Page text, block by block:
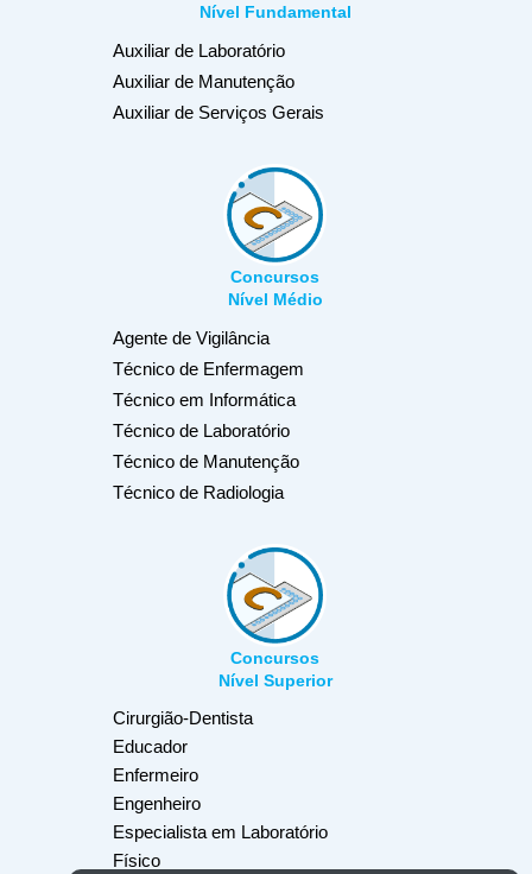
Nível Fundamental
Auxiliar de Laboratório
Auxiliar de Manutenção
Auxiliar de Serviços Gerais
Concursos
Nível Médio
Agente de Vigilância
Técnico de Enfermagem
Técnico em Informática
Técnico de Laboratório
Técnico de Manutenção
Técnico de Radiologia
Concursos
Nível Superior
Cirurgião-Dentista
Educador
Enfermeiro
Engenheiro
Especialista em Laboratório
Físico